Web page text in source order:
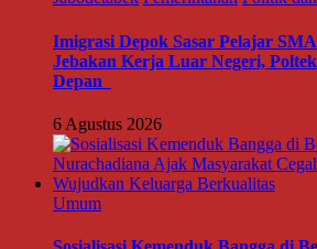
Imigrasi Depok Sasar Pelajar
Jebakan Kerja Luar Negeri,
Depan
6 Agustus 2026
Umum